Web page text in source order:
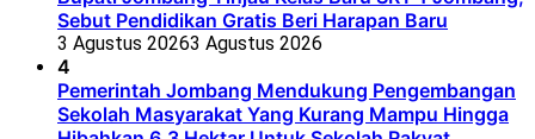
Sebut Pendidikan Gratis Beri Harapan Baru
3 Agustus 20263 Agustus 2026
4
Pemerintah Jombang Mendukung Pengembangan
Sekolah Masyarakat Yang Kurang Mampu Hingga